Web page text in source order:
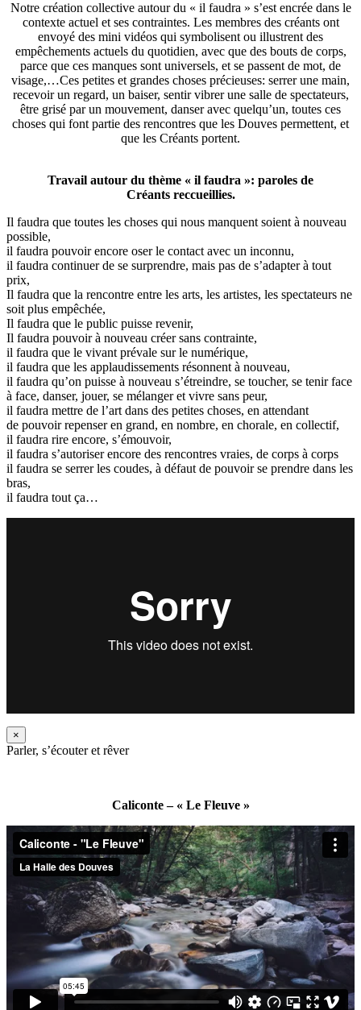
Notre création collective autour du « il faudra » s’est encrée dans le
contexte actuel et ses contraintes. Les membres des créants ont
envoyé des mini vidéos qui symbolisent ou illustrent des
empêchements actuels du quotidien, avec que des bouts de corps,
parce que ces manques sont universels, et se passent de mot, de
visage,…Ces petites et grandes choses précieuses: serrer une main,
recevoir un regard, un baiser, sentir vibrer une salle de spectateurs,
être grisé par un mouvement, danser avec quelqu’un, toutes ces
choses qui font partie des rencontres que les Douves permettent, et
que les Créants portent.
Travail autour du thème « il faudra »: paroles de
Créants reccueillies.
Il faudra que toutes les choses qui nous manquent soient à nouveau
possible,
il faudra pouvoir encore oser le contact avec un inconnu,
il faudra continuer de se surprendre, mais pas de s’adapter à tout
prix,
Il faudra que la rencontre entre les arts, les artistes, les spectateurs ne
soit plus empêchée,
Il faudra que le public puisse revenir,
Il faudra pouvoir à nouveau créer sans contrainte,
il faudra que le vivant prévale sur le numérique,
il faudra que les applaudissements résonnent à nouveau,
il faudra qu’on puisse à nouveau s’étreindre, se toucher, se tenir face
à face, danser, jouer, se mélanger et vivre sans peur,
il faudra mettre de l’art dans des petites choses, en attendant
de pouvoir repenser en grand, en nombre, en chorale, en collectif,
il faudra rire encore, s’émouvoir,
il faudra s’autoriser encore des rencontres vraies, de corps à corps
il faudra se serrer les coudes, à défaut de pouvoir se prendre dans les
bras,
il faudra tout ça…
×
Parler, s’écouter et rêver
Caliconte – « Le Fleuve »